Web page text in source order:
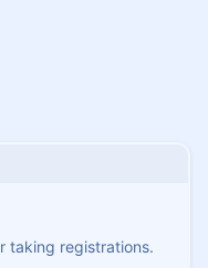
taking registrations.